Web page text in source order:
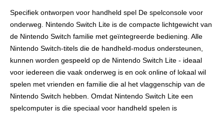
Specifiek ontworpen voor handheld spel De spelconsole voor
onderweg. Nintendo Switch Lite is de compacte lichtgewicht van
de Nintendo Switch familie met geïntegreerde bediening. Alle
Nintendo Switch-titels die de handheld-modus ondersteunen,
kunnen worden gespeeld op de Nintendo Switch Lite - ideaal
voor iedereen die vaak onderweg is en ook online of lokaal wil
spelen met vrienden en familie die al het vlaggenschip van de
Nintendo Switch hebben. Omdat Nintendo Switch Lite een
spelcomputer is die speciaal voor handheld spelen is